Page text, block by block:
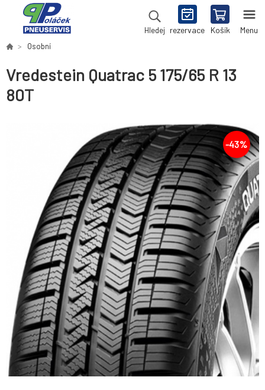
Hledej rezervace Košík Menu
Osobní
Vredestein Quatrac 5 175/65 R 13
80T
-43%